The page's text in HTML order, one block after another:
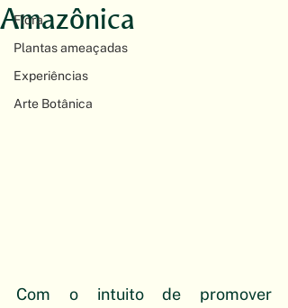
Flora
Plantas ameaçadas
Experiências
Arte Botânica
Amazônica
Com o intuito de promover